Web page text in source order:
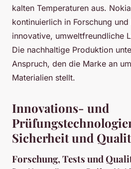
kalten Temperaturen aus.
kontinuierlich in Forschung
innovative, umweltfreundliche
Die nachhaltige Produktion
Anspruch, den die Marke an
Materialien stellt.
Innovations- und
Sicherheit und
Forschung, Tests und